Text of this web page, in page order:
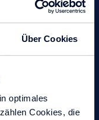
Über Cookies
optimales
Cookies, die